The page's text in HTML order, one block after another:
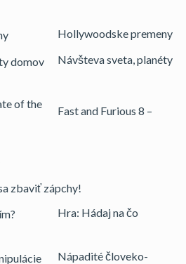
Hollywoodske premeny
Návšteva sveta, planéty
Fast and Furious 8 –
zbaviť zápchy!
Hra: Hádaj na čo
Nápadité človeko-